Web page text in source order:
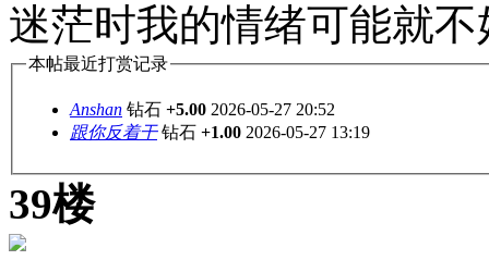
迷茫时我的情绪可能就
本帖最近打赏记录
Anshan 钻石 +5.00 2026-05-27 20:52
跟你反着干 钻石 +1.00 2026-05-27 13:19
39楼